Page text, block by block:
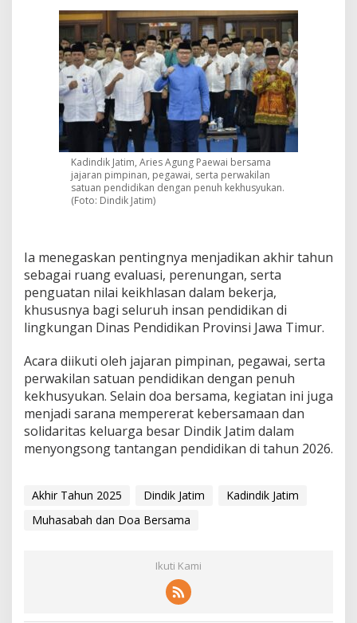
n
d
i
d
i
k
a
n
B
e
r
d
a
m
Kadindik Jatim, Aries Agung Paewai bersama
jajaran pimpinan, pegawai, serta perwakilan
satuan pendidikan dengan penuh kekhusyukan.
(Foto: Dindik Jatim)
Ia menegaskan pentingnya menjadikan akhir tahun
sebagai ruang evaluasi, perenungan, serta
penguatan nilai keikhlasan dalam bekerja,
khususnya bagi seluruh insan pendidikan di
lingkungan Dinas Pendidikan Provinsi Jawa Timur.
Acara diikuti oleh jajaran pimpinan, pegawai, serta
perwakilan satuan pendidikan dengan penuh
kekhusyukan. Selain doa bersama, kegiatan ini juga
menjadi sarana mempererat kebersamaan dan
solidaritas keluarga besar Dindik Jatim dalam
menyongsong tantangan pendidikan di tahun 2026.
Akhir Tahun 2025 Dindik Jatim
Kadindik Jatim
Muhasabah dan Doa Bersama
Ikuti Kami